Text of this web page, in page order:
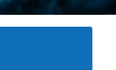
ja AAALAC